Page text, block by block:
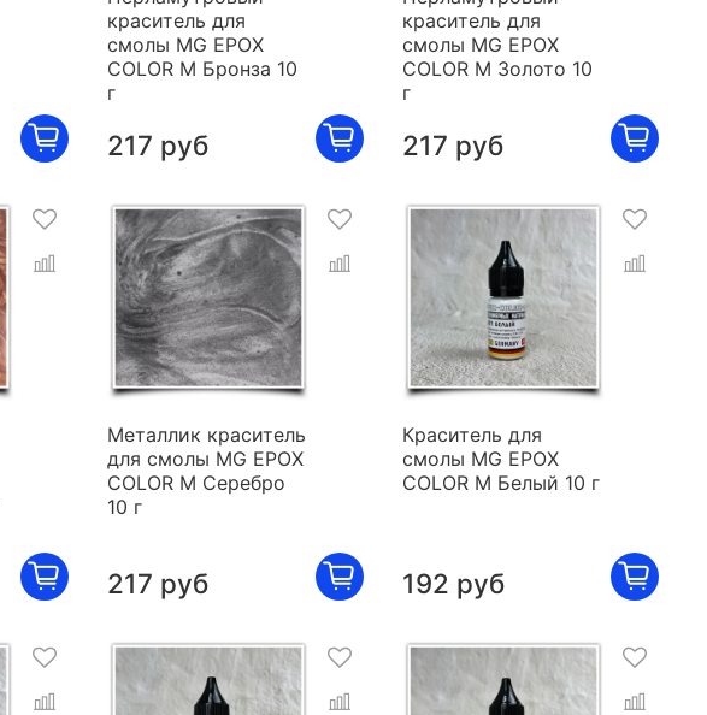
краситель для
смолы MG EPOX
COLOR M Бронза 10
г
217 руб
краситель для
смолы MG EPOX
COLOR M Золото 10
г
217 руб
Металлик краситель
для смолы MG EPOX
COLOR M Серебро
10 г
217 руб
Краситель для
смолы MG EPOX
COLOR M Белый 10 г
192 руб